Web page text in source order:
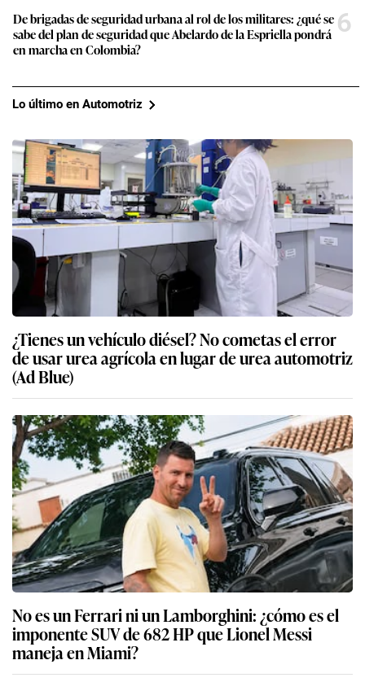
De brigadas de seguridad urbana al rol de los militares: ¿qué se
sabe del plan de seguridad que Abelardo de la Espriella pondrá
en marcha en Colombia?
6
Lo último en Automotriz
¿Tienes un vehículo diésel? No cometas el error
de usar urea agrícola en lugar de urea automotriz
(Ad Blue)
No es un Ferrari ni un Lamborghini: ¿cómo es el
imponente SUV de 682 HP que Lionel Messi
maneja en Miami?